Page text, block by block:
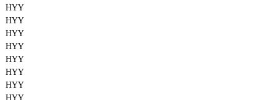
HYY
HYY
HYY
HYY
HYY
HYY
HYY
HYY